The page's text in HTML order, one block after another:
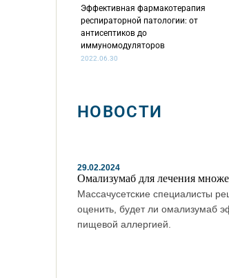
Эффективная фармакотерапия
респираторной патологии: от
антисептиков до
иммуномодуляторов
2022.06.30
НОВОСТИ
29.02.2024
Омализумаб для лечения
Массачусетские специалисты
оценить, будет ли омализумаб
пищевой аллергией.